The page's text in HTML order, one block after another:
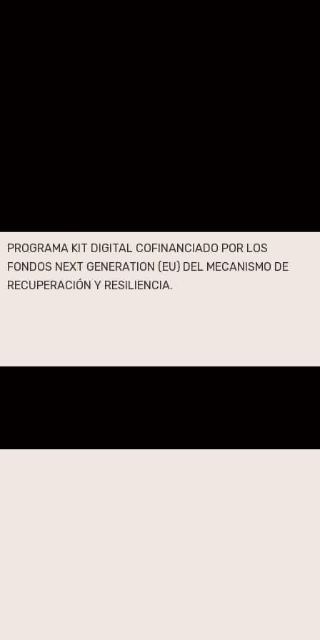
PROGRAMA KIT DIGITAL COFINANCIADO POR LOS
FONDOS NEXT GENERATION (EU) DEL MECANISMO DE
RECUPERACIÓN Y RESILIENCIA.